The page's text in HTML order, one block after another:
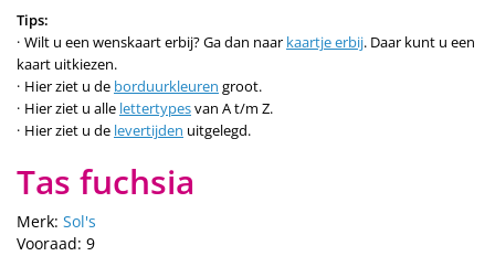
Tips:
Wilt u een wenskaart erbij? Ga dan naar kaartje erbij. Daar kunt u een
kaart uitkiezen.
Hier ziet u de borduurkleuren groot.
Hier ziet u alle lettertypesvan A t/m Z.
Hier ziet u de levertijden uitgelegd.
Tas fuchsia
Merk: Sol's
Vooraad: 9